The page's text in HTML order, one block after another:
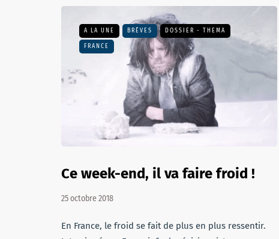
A LA UNE BRÈVES DOSSIER - THEMA
FRANCE
Ce week-end, il va faire froid !
25 octobre 2018
En France, le froid se fait de plus en plus ressentir.